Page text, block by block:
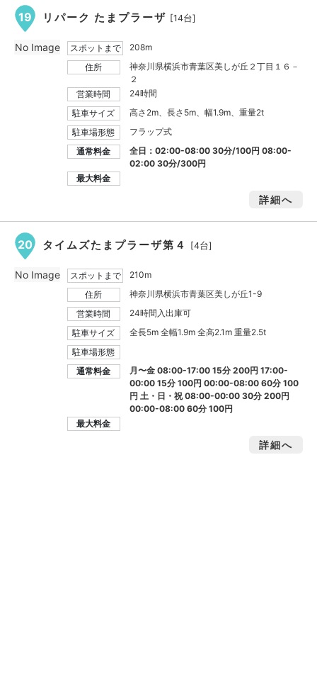
19 リパーク たまプラーザ [14台]
スポットまで
208m
住所
神奈川県横浜市青葉区美しが丘２丁目１６－
２
営業時間
24時間
駐車サイズ
高さ2m、長さ5m、幅1.9m、重量2t
駐車場形態
フラップ式
通常料金
全日：02:00-08:00 30分/100円 08:00-
02:00 30分/300円
最大料金
詳細へ
No Image
20 タイムズたまプラーザ第４ [4台]
スポットまで
210m
住所
神奈川県横浜市青葉区美しが丘1-9
営業時間
24時間入出庫可
駐車サイズ
全長5m 全幅1.9m 全高2.1m 重量2.5t
駐車場形態
通常料金
月〜金 08:00-17:00 15分 200円 17:00-
00:00 15分 100円 00:00-08:00 60分 100
円 土・日・祝 08:00-00:00 30分 200円
00:00-08:00 60分 100円
最大料金
詳細へ
No Image